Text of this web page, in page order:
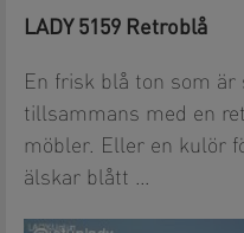
LADY 5159 Retroblå
En frisk blå ton som
tillsammans med en
möbler. Eller en kulör
älskar blått …